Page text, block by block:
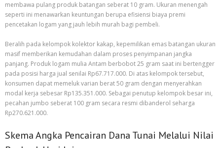
membawa pulang produk batangan seberat 10 gram. Ukuran menengah
seperti ini menawarkan keuntungan berupa efisiensi biaya premi
pencetakan logam yang jauh lebih murah bagi pembeli.
Beralih pada kelompok kolektor kakap, kepemilikan emas batangan ukuran
masif memberikan kemudahan dalam proses penyimpanan jangka
panjang. Produk logam mulia Antam berbobot 25 gram saat ini bertengger
pada posisi harga jual senilai Rp67.717.000. Di atas kelompok tersebut,
konsumen dapat memeluk varian berat 50 gram dengan menyerahkan
modal kerja sebesar Rp135.351.000. Sebagai penutup kelompok besar ini,
pecahan jumbo seberat 100 gram secara resmi dibanderol seharga
Rp270.621.000.
Skema Angka Pencairan Dana Tunai Melalui Nilai